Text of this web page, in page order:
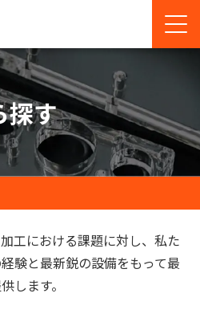
探す
工における課題に対し、私た
験と最新鋭の設備をもって最
します。